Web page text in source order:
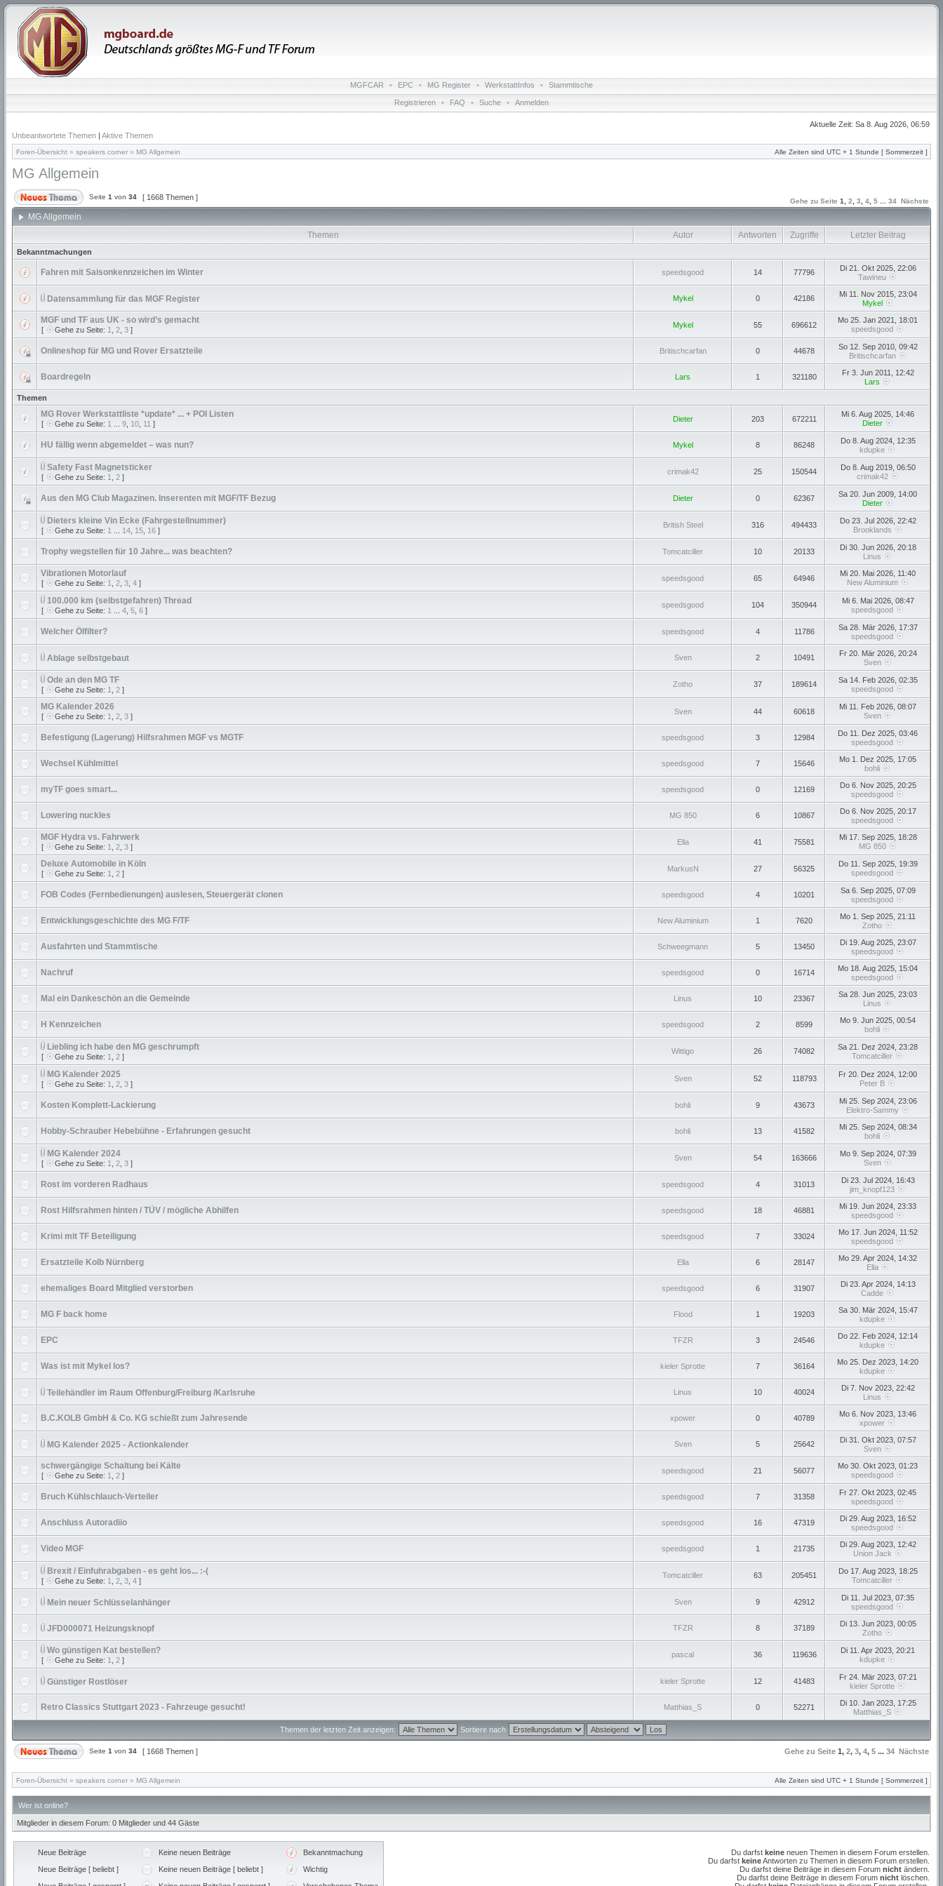
MGFCAR • EPC • MG Register • WerkstattInfos • Stammtische
Registrieren • FAQ • Suche • Anmelden
Aktuelle Zeit: Sa 8. Aug 2026, 06:59
Unbeantwortete Themen | Aktive Themen
Foren-Übersicht » speakers corner » MG Allgemein Alle Zeiten sind UTC + 1 Stunde [ Sommerzeit ]
MG Allgemein
Seite 1 von 34 [ 1668 Themen ] Gehe zu Seite 1 2 3 4 5 34 Nächste
MG Allgemein
Themen
Autor Antworten Zugriffe Letzter Beitrag
Bekanntmachungen
Fahren mit Saisonkennzeichen im Winter speedsgood 14 77796
Di 21. Okt 2025, 22:06
Tawineu
Datensammlung für das MGF Register Mykel 0 42186
Mi 11. Nov 2015, 23:04
Mykel
MGF und TF aus UK - so wird’s gemacht
[ Gehe zu Seite: 1 2 3 ]
Mykel 55 696612
Mo 25. Jan 2021, 18:01
speedsgood
Onlineshop für MG und Rover Ersatzteile Britischcarfan 0 44678
So 12. Sep 2010, 09:42
Britischcarfan
Boardregeln Lars 1 321180
Fr 3. Jun 2011, 12:42
Lars
Themen
MG Rover Werkstattliste *update* ... + POI Listen
[ Gehe zu Seite: 1 9 10 11 ]
Dieter 203 672211
Mi 6. Aug 2025, 14:46
Dieter
HU fällig wenn abgemeldet – was nun? Mykel 8 86248
Do 8. Aug 2024, 12:35
kdupke
Safety Fast Magnetsticker
[ Gehe zu Seite: 1 2 ]
crimak42 25 150544
Do 8. Aug 2019, 06:50
crimak42
Aus den MG Club Magazinen. Inserenten mit MGF/TF Bezug Dieter 0 62367
Sa 20. Jun 2009, 14:00
Dieter
Dieters kleine Vin Ecke (Fahrgestellnummer)
[ Gehe zu Seite: 1 14 15 16 ]
British Steel 316 494433
Do 23. Jul 2026, 22:42
Brooklands
Trophy wegstellen für 10 Jahre... was beachten? Tomcatciller 10 20133
Di 30. Jun 2026, 20:18
Linus
Vibrationen Motorlauf
[ Gehe zu Seite: 1 2 3 4 ]
speedsgood 65 64946
Mi 20. Mai 2026, 11:40
New Aluminium
100.000 km (selbstgefahren) Thread
[ Gehe zu Seite: 1 4 5 6 ]
speedsgood 104 350944
Mi 6. Mai 2026, 08:47
speedsgood
Welcher Ölfilter? speedsgood 4 11786
Sa 28. Mär 2026, 17:37
speedsgood
Ablage selbstgebaut Sven 2 10491
Fr 20. Mär 2026, 20:24
Sven
Ode an den MG TF
[ Gehe zu Seite: 1 2 ]
Zotho 37 189614
Sa 14. Feb 2026, 02:35
speedsgood
MG Kalender 2026
[ Gehe zu Seite: 1 2 3 ]
Sven 44 60618
Mi 11. Feb 2026, 08:07
Sven
Befestigung (Lagerung) Hilfsrahmen MGF vs MGTF speedsgood 3 12984
Do 11. Dez 2025, 03:46
speedsgood
Wechsel Kühlmittel speedsgood 7 15646
Mo 1. Dez 2025, 17:05
bohli
myTF goes smart... speedsgood 0 12169
Do 6. Nov 2025, 20:25
speedsgood
Lowering nuckles MG 850 6 10867
Do 6. Nov 2025, 20:17
speedsgood
MGF Hydra vs. Fahrwerk
[ Gehe zu Seite: 1 2 3 ]
Ella 41 75581
Mi 17. Sep 2025, 18:28
MG 850
Deluxe Automobile in Köln
[ Gehe zu Seite: 1 2 ]
MarkusN 27 56325
Do 11. Sep 2025, 19:39
speedsgood
FOB Codes (Fernbedienungen) auslesen, Steuergerät clonen speedsgood 4 10201
Sa 6. Sep 2025, 07:09
speedsgood
Entwicklungsgeschichte des MG F/TF New Aluminium 1 7620
Mo 1. Sep 2025, 21:11
Zotho
Ausfahrten und Stammtische Schweegmann 5 13450
Di 19. Aug 2025, 23:07
speedsgood
Nachruf speedsgood 0 16714
Mo 18. Aug 2025, 15:04
speedsgood
Mal ein Dankeschön an die Gemeinde Linus 10 23367
Sa 28. Jun 2025, 23:03
Linus
H Kennzeichen speedsgood 2 8599
Mo 9. Jun 2025, 00:54
bohli
Liebling ich habe den MG geschrumpft
[ Gehe zu Seite: 1 2 ]
Wittigo 26 74082
Sa 21. Dez 2024, 23:28
Tomcatciller
MG Kalender 2025
[ Gehe zu Seite: 1 2 3 ]
Sven 52 118793
Fr 20. Dez 2024, 12:00
Peter B
Kosten Komplett-Lackierung bohli 9 43673
Mi 25. Sep 2024, 23:06
Elektro-Sammy
Hobby-Schrauber Hebebühne - Erfahrungen gesucht bohli 13 41582
Mi 25. Sep 2024, 08:34
bohli
MG Kalender 2024
[ Gehe zu Seite: 1 2 3 ]
Sven 54 163666
Mo 9. Sep 2024, 07:39
Sven
Rost im vorderen Radhaus speedsgood 4 31013
Di 23. Jul 2024, 16:43
jim_knopf123
Rost Hilfsrahmen hinten / TÜV / mögliche Abhilfen speedsgood 18 46881
Mi 19. Jun 2024, 23:33
speedsgood
Krimi mit TF Beteiligung speedsgood 7 33024
Mo 17. Jun 2024, 11:52
speedsgood
Ersatzteile Kolb Nürnberg Ella 6 28147
Mo 29. Apr 2024, 14:32
Ella
ehemaliges Board Mitglied verstorben speedsgood 6 31907
Di 23. Apr 2024, 14:13
Cadde
MG F back home Flood 1 19203
Sa 30. Mär 2024, 15:47
kdupke
EPC TFZR 3 24546
Do 22. Feb 2024, 12:14
kdupke
Was ist mit Mykel los? kieler Sprotte 7 36164
Mo 25. Dez 2023, 14:20
kdupke
Teilehändler im Raum Offenburg/Freiburg /Karlsruhe Linus 10 40024
Di 7. Nov 2023, 22:42
Linus
B.C.KOLB GmbH & Co. KG schießt zum Jahresende xpower 0 40789
Mo 6. Nov 2023, 13:46
xpower
MG Kalender 2025 - Actionkalender Sven 5 25642
Di 31. Okt 2023, 07:57
Sven
schwergängige Schaltung bei Kälte
[ Gehe zu Seite: 1 2 ]
speedsgood 21 56077
Mo 30. Okt 2023, 01:23
speedsgood
Bruch Kühlschlauch-Verteiler speedsgood 7 31358
Fr 27. Okt 2023, 02:45
speedsgood
Anschluss Autoradiio speedsgood 16 47319
Di 29. Aug 2023, 16:52
speedsgood
Video MGF speedsgood 1 21735
Di 29. Aug 2023, 12:42
Union Jack
Brexit / Einfuhrabgaben - es geht los... :-(
[ Gehe zu Seite: 1 2 3 4 ]
Tomcatciller 63 205451
Do 17. Aug 2023, 18:25
Tomcatciller
Mein neuer Schlüsselanhänger Sven 9 42912
Di 11. Jul 2023, 07:35
speedsgood
JFD000071 Heizungsknopf TFZR 8 37189
Di 13. Jun 2023, 00:05
Zotho
Wo günstigen Kat bestellen?
[ Gehe zu Seite: 1 2 ]
pascal 36 119636
Di 11. Apr 2023, 20:21
kdupke
Günstiger Rostlöser kieler Sprotte 12 41483
Fr 24. Mär 2023, 07:21
kieler Sprotte
Retro Classics Stuttgart 2023 - Fahrzeuge gesucht! Matthias_S 0 52271
Di 10. Jan 2023, 17:25
Matthias_S
Themen der letzten Zeit anzeigen: Sortiere nach
Seite 1 von 34 [ 1668 Themen ] Gehe zu Seite 1, 2, 3, 4, 5 ... 34 Nächste
Foren-Übersicht » speakers corner » MG Allgemein Alle Zeiten sind UTC + 1 Stunde [ Sommerzeit ]
Wer ist online?
Mitglieder in diesem Forum: 0 Mitglieder und 44 Gäste
Neue Beiträge Keine neuen Beiträge
Bekanntmachung
Neue Beiträge [ beliebt ]
Keine neuen Beiträge [ beliebt ]
Wichtig
Du darfst keine neuen Themen in diesem Forum erstellen.
Du darfst keineAntworten zu Themen in diesem Forum erstellen.
Du darfst deine Beiträge in diesem Forum nicht ändern.
Du darfst deine Beiträge in diesem Forum nicht löschen.